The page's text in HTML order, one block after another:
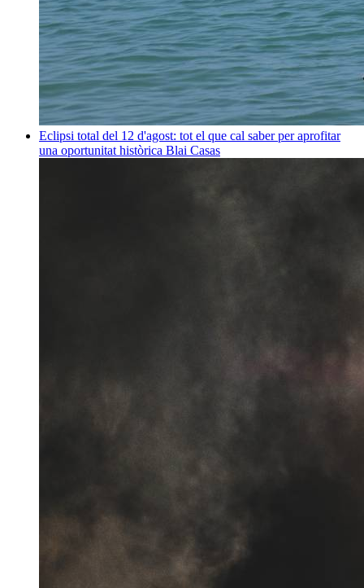
Eclipsi total del 12 d'agost: tot el que cal saber per aprofitar
una oportunitat històrica Blai Casas